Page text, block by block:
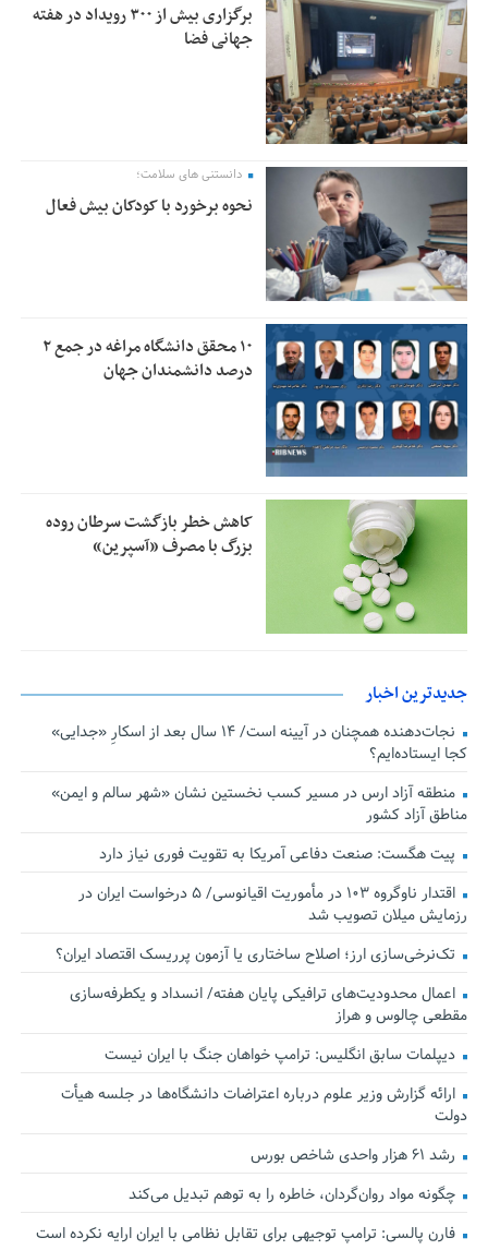
برگزاری بیش از ۳۰۰ رویداد در هفته
جهانی فضا
دانستنی های سلامت؛
نحوه برخورد با کودکان بیش فعال
۱۰ محقق دانشگاه مراغه در جمع ۲
درصد دانشمندان جهان
کاهش خطر بازگشت سرطان روده
بزرگ با مصرف «آسپرین»
جدیدترین اخبار
نجات‌دهنده‌ همچنان در آیینه است/ ۱۴ سال بعد از اسکارِ «جدایی»
کجا ایستاده‌ایم؟
منطقه آزاد ارس در مسیر کسب نخستین نشان «شهر سالم و ایمن»
مناطق آزاد کشور
پیت هگست: صنعت دفاعی آمریکا به تقویت فوری نیاز دارد
اقتدار ناوگروه ۱۰۳ در مأموریت‌ اقیانوسی/ ۵ درخواست ایران در
رزمایش میلان تصویب شد
تک‌نرخی‌سازی ارز؛ اصلاح ساختاری یا آزمون پرریسک اقتصاد ایران؟
اعمال محدودیت‌های ترافیکی پایان هفته/ انسداد و یکطرفه‌سازی
مقطعی چالوس و هراز
دیپلمات سابق انگلیس:‌ ترامپ خواهان جنگ با ایران نیست
ارائه گزارش وزیر علوم درباره اعتراضات دانشگاه‌ها در جلسه هیأت
دولت
رشد ۶۱ هزار واحدی شاخص بورس
چگونه مواد روان‌گردان، خاطره را به توهم تبدیل می‌کند
فارن پالسی: ترامپ توجیهی برای تقابل نظامی با ایران ارایه نکرده است